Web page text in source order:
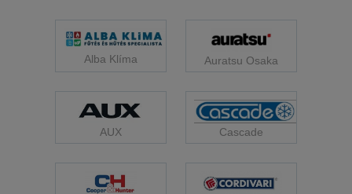
Alba Klíma Auratsu Osaka
AUX Cascade